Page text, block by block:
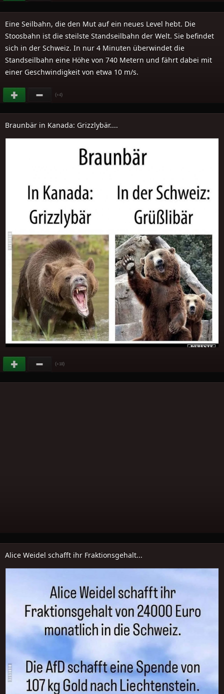
Eine Seilbahn, die den Mut auf ein neues Level hebt. Die
Stoosbahn ist die steilste Standseilbahn der Welt. Sie befindet
sich in der Schweiz. In nur 4 Minuten überwindet die
Standseilbahn eine Höhe von 740 Metern und fährt dabei mit
einer Geschwindigkeit von etwa 10 m/s.
(+4)
Braunbär in Kanada: Grizzlybär....
(+18)
Alice Weidel schafft ihr Fraktionsgehalt...